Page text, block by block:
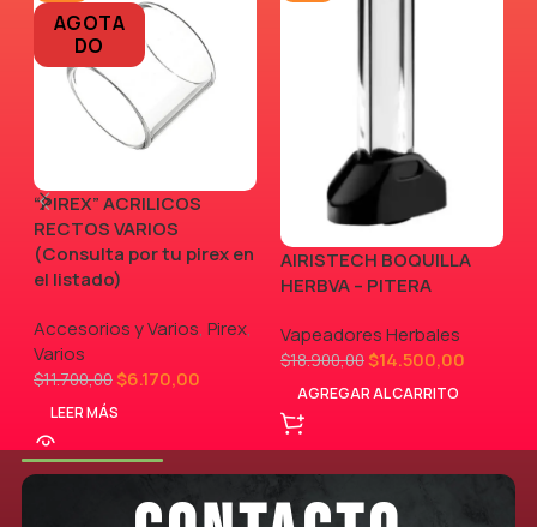
AGOTA
DO
“PIREX” ACRILICOS
RECTOS VARIOS
(Consulta por tu pirex en
el listado)
Accesorios y Varios, Pirex,
Varios
$11.700,00$6.170,00
LEER MÁS
AIRISTECH BOQUILLA
HERBVA – PITERA
Vapeadores Herbales
$18.900,00$14.500,00
AGREGAR AL CARRITO